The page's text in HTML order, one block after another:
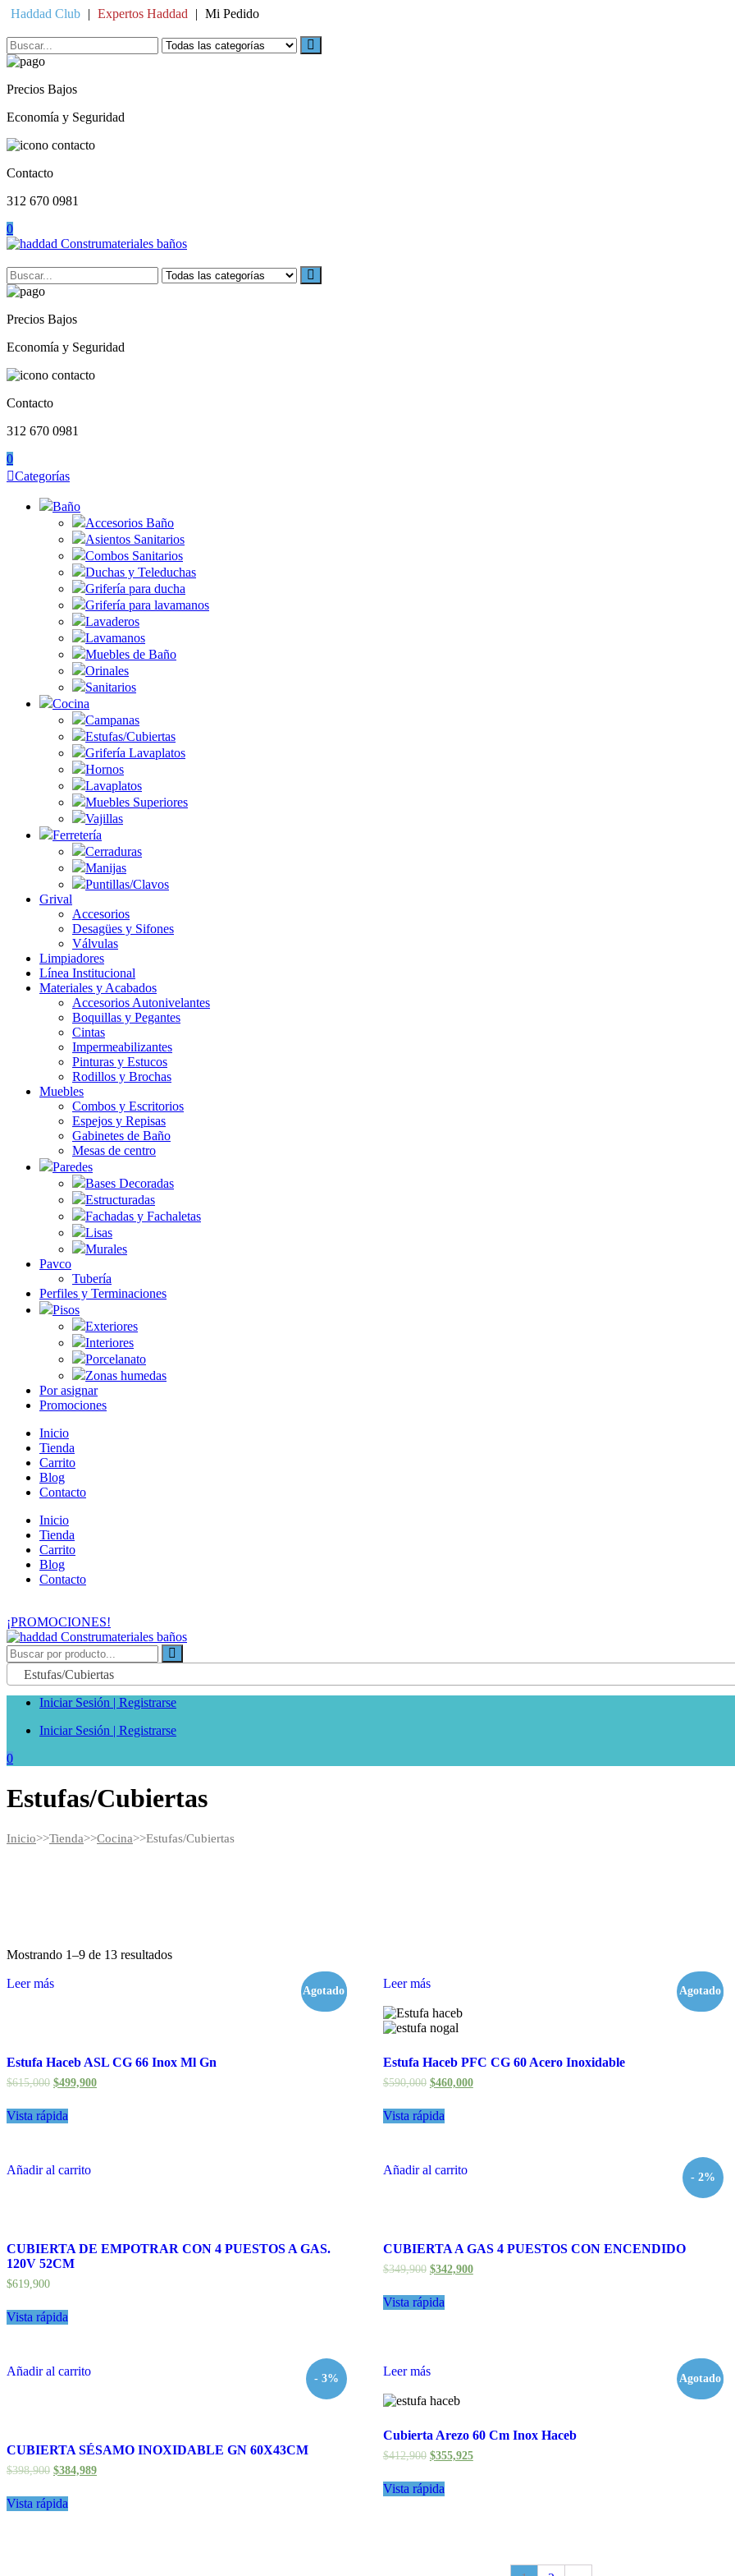
Skip
content
Haddad Club | Expertos Haddad | Mi Pedido
Precios Bajos
Economía y Seguridad
Contacto
312 670 0981
0
Precios Bajos
Economía y Seguridad
Contacto
312 670 0981
0
Categorías
Baño
Accesorios Baño
Asientos Sanitarios
Combos Sanitarios
Duchas y Teleduchas
Grifería para ducha
Grifería para lavamanos
Lavaderos
Lavamanos
Muebles de Baño
Orinales
Sanitarios
Cocina
Campanas
Estufas/Cubiertas
Grifería Lavaplatos
Hornos
Lavaplatos
Muebles Superiores
Vajillas
Ferretería
Cerraduras
Manijas
Puntillas/Clavos
Grival
Accesorios
Desagües y Sifones
Válvulas
Limpiadores
Línea Institucional
Materiales y Acabados
Accesorios Autonivelantes
Boquillas y Pegantes
Cintas
Impermeabilizantes
Pinturas y Estucos
Rodillos y Brochas
Muebles
Combos y Escritorios
Espejos y Repisas
Gabinetes de Baño
Mesas de centro
Paredes
Bases Decoradas
Estructuradas
Fachadas y Fachaletas
Lisas
Murales
Pavco
Tubería
Perfiles y Terminaciones
Pisos
Exteriores
Interiores
Porcelanato
Zonas humedas
Por asignar
Promociones
Inicio
Tienda
Carrito
Blog
Contacto
Inicio
Tienda
Carrito
Blog
Contacto
¡PROMOCIONES!
Estufas/Cubiertas
Iniciar Sesión | Registrarse
Iniciar Sesión | Registrarse
0
Categoría:
Estufas/Cubiertas
Inicio>>Tienda>>Cocina>>Estufas/Cubiertas
Mostrando 1–9 de 13 resultados
Leer más
- 19%
Agotado
Estufa Haceb ASL CG 66 Inox Ml Gn
$615,000 $499,900
Vista rápida
Leer más
- 22%
Agotado
Estufa Haceb PFC CG 60 Acero Inoxidable
$590,000 $460,000
Vista rápida
Añadir al carrito
CUBIERTA DE EMPOTRAR CON 4 PUESTOS A GAS.
120V 52CM
$619,900
Vista rápida
Añadir al carrito
- 2%
CUBIERTA A GAS 4 PUESTOS CON ENCENDIDO
$349,900 $342,900
Vista rápida
Añadir al carrito
- 3%
CUBIERTA SÉSAMO INOXIDABLE GN 60X43CM
$398,900 $384,989
Vista rápida
Leer más
- 14%
Agotado
Cubierta Arezo 60 Cm Inox Haceb
$412,900 $355,925
Vista rápida